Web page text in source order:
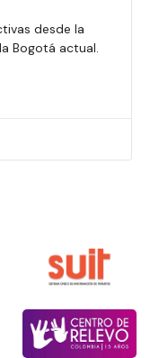
desde la
Bogotá actual.